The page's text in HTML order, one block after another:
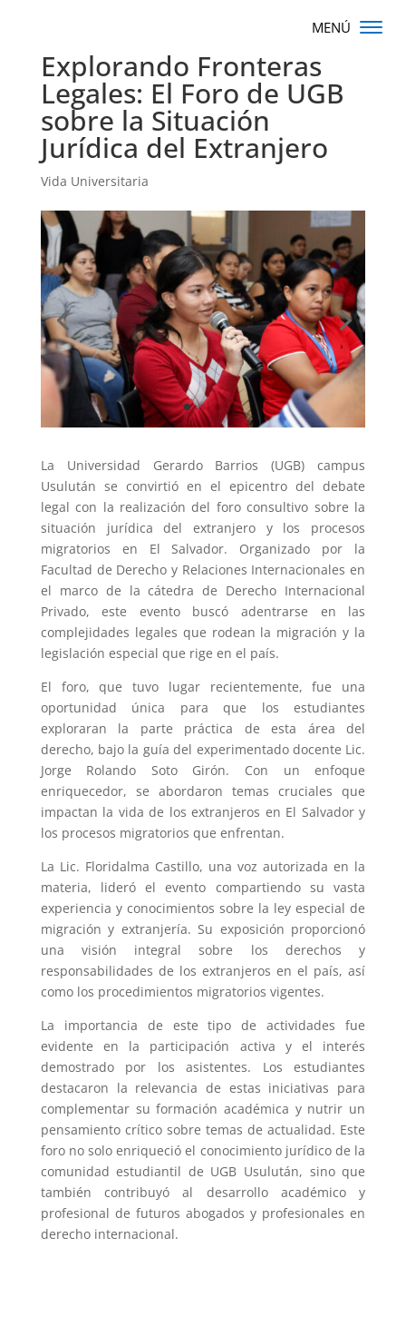
Explorando Fronteras
Legales: El Foro de UGB
sobre la Situación
Jurídica del Extranjero
Vida Universitaria
La Universidad Gerardo Barrios (UGB) campus
Usulután se convirtió en el epicentro del debate
legal con la realización del foro consultivo sobre la
situación jurídica del extranjero y los procesos
migratorios en El Salvador. Organizado por la
Facultad de Derecho y Relaciones Internacionales en
el marco de la cátedra de Derecho Internacional
Privado, este evento buscó adentrarse en las
complejidades legales que rodean la migración y la
legislación especial que rige en el país.
El foro, que tuvo lugar recientemente, fue una
oportunidad única para que los estudiantes
exploraran la parte práctica de esta área del
derecho, bajo la guía del experimentado docente Lic.
Jorge Rolando Soto Girón. Con un enfoque
enriquecedor, se abordaron temas cruciales que
impactan la vida de los extranjeros en El Salvador y
los procesos migratorios que enfrentan.
La Lic. Floridalma Castillo, una voz autorizada en la
materia, lideró el evento compartiendo su vasta
experiencia y conocimientos sobre la ley especial de
migración y extranjería. Su exposición proporcionó
una visión integral sobre los derechos y
responsabilidades de los extranjeros en el país, así
como los procedimientos migratorios vigentes.
La importancia de este tipo de actividades fue
evidente en la participación activa y el interés
demostrado por los asistentes. Los estudiantes
destacaron la relevancia de estas iniciativas para
complementar su formación académica y nutrir un
pensamiento crítico sobre temas de actualidad. Este
foro no solo enriqueció el conocimiento jurídico de la
comunidad estudiantil de UGB Usulután, sino que
también contribuyó al desarrollo académico y
profesional de futuros abogados y profesionales en
derecho internacional.